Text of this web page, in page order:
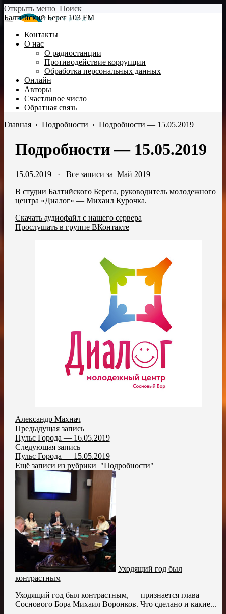
Открыть меню Поиск
Балтийский Берег 103 FM
Контакты
О нас
О радиостанции
Противодействие коррупции
Обработка персональных данных
Онлайн
Авторы
Счастливое число
Обратная связь
Главная › Подробности › Подробности — 15.05.2019
Подробности — 15.05.2019
15.05.2019· Все записи за Май 2019
В студии Балтийского Берега, руководитель молодежного
центра «Диалог» — Михаил Курочка.
Скачать аудиофайл с нашего сервера
Прослушать в группе ВКонтакте
Александр Махнач
Предыдущая запись
Пульс Города — 16.05.2019
Следующая запись
Пульс Города — 15.05.2019
Ещё записи из рубрики "Подробности"
Уходящий год был
контрастным
Уходящий год был контрастным, — признается глава
Соснового Бора Михаил Воронков. Что сделано и какие...